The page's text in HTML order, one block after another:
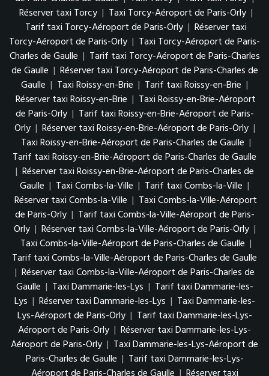
Réserver taxi Torcy | Taxi Torcy-Aéroport de Paris-Orly |
Tarif taxi Torcy-Aéroport de Paris-Orly | Réserver taxi
Torcy-Aéroport de Paris-Orly | Taxi Torcy-Aéroport de Paris-
Charles de Gaulle | Tarif taxi Torcy-Aéroport de Paris-Charles
de Gaulle | Réserver taxi Torcy-Aéroport de Paris-Charles de
Gaulle | Taxi Roissy-en-Brie | Tarif taxi Roissy-en-Brie |
Réserver taxi Roissy-en-Brie | Taxi Roissy-en-Brie-Aéroport
de Paris-Orly | Tarif taxi Roissy-en-Brie-Aéroport de Paris-
Orly | Réserver taxi Roissy-en-Brie-Aéroport de Paris-Orly |
Taxi Roissy-en-Brie-Aéroport de Paris-Charles de Gaulle |
Tarif taxi Roissy-en-Brie-Aéroport de Paris-Charles de Gaulle
| Réserver taxi Roissy-en-Brie-Aéroport de Paris-Charles de
Gaulle | Taxi Combs-la-Ville | Tarif taxi Combs-la-Ville |
Réserver taxi Combs-la-Ville | Taxi Combs-la-Ville-Aéroport
de Paris-Orly | Tarif taxi Combs-la-Ville-Aéroport de Paris-
Orly | Réserver taxi Combs-la-Ville-Aéroport de Paris-Orly |
Taxi Combs-la-Ville-Aéroport de Paris-Charles de Gaulle |
Tarif taxi Combs-la-Ville-Aéroport de Paris-Charles de Gaulle
| Réserver taxi Combs-la-Ville-Aéroport de Paris-Charles de
Gaulle | Taxi Dammarie-les-Lys | Tarif taxi Dammarie-les-
Lys | Réserver taxi Dammarie-les-Lys | Taxi Dammarie-les-
Lys-Aéroport de Paris-Orly | Tarif taxi Dammarie-les-Lys-
Aéroport de Paris-Orly | Réserver taxi Dammarie-les-Lys-
Aéroport de Paris-Orly | Taxi Dammarie-les-Lys-Aéroport de
Paris-Charles de Gaulle | Tarif taxi Dammarie-les-Lys-